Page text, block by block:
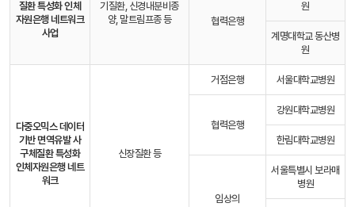
질환 특성화 인체
자원은행 네트워크
사업
기질환, 신경내분비종
양, 말트림프종 등
협력은행
원
계명대학교 동산병
원
다중오믹스 데이터
기반 면역유발 사
구체질환 특성화
인체자원은행 네트
워크
신장질환 등
거점은행 서울대학교병원
협력은행
강원대학교병원
한림대학교병원
임상의
서울특별시 보라매
병원